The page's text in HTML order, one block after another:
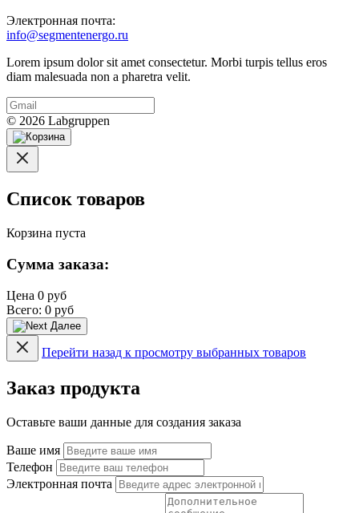
Электронная почта:
info@segmentenergo.ru
Lorem ipsum dolor sit amet consectetur. Morbi turpis tellus eros
diam malesuada non a pharetra velit.
© 2026 Labgruppen
Список товаров
Корзина пуста
Сумма заказа:
Цена 0 руб
Всего: 0 руб
Далее
Перейти назад к просмотру выбранных товаров
Заказ продукта
Оставьте ваши данные для создания заказа
Ваше имя
Телефон
Электронная почта